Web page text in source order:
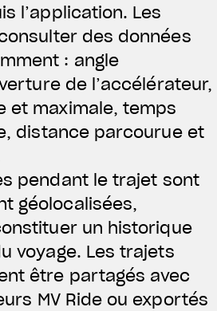
l’application. Les
des données
: angle
de l’accélérateur,
et maximale, temps
distance parcourue et
pendant le trajet sont
géolocalisées,
un historique
voyage. Les trajets
être partagés avec
MV Ride ou exportés